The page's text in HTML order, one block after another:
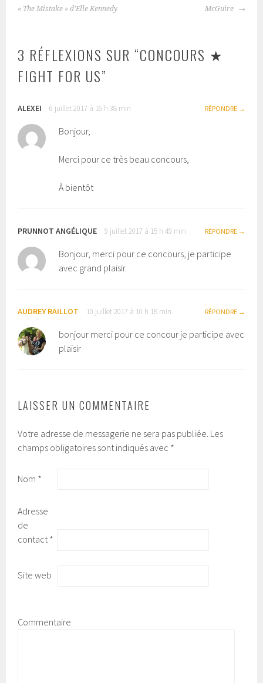
NAVIGATION
« The Mistake » d’Elle Kennedy McGuire
3 RÉFLEXIONS SUR “CONCOURS ★
FIGHT FOR US”
ALEXEI 6 juillet 2017 à 16 h 38 min RÉPONDRE
Bonjour,
Merci pour ce très beau concours,
À bientôt
PRUNNOT ANGÉLIQUE 9 juillet 2017 à 15 h 49 min RÉPONDRE
Bonjour, merci pour ce concours, je participe
avec grand plaisir.
AUDREY RAILLOT 10 juillet 2017 à 10 h 18 min RÉPONDRE
bonjour merci pour ce concour je participe avec
plaisir
LAISSER UN COMMENTAIRE
Votre adresse de messagerie ne sera pas publiée. Les
champs obligatoires sont indiqués avec *
Nom *
Adresse
de
contact*
Site web
Commentaire